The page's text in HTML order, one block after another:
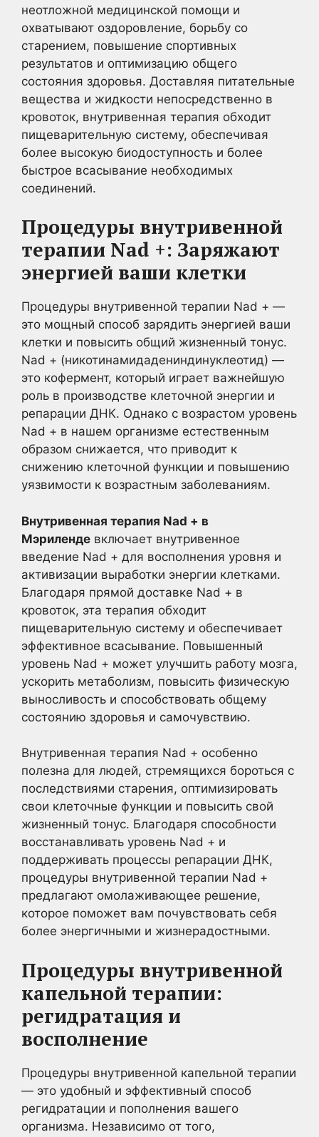
неотложной медицинской помощи и
охватывают оздоровление, борьбу со
старением, повышение спортивных
результатов и оптимизацию общего
состояния здоровья. Доставляя питательные
вещества и жидкости непосредственно в
кровоток, внутривенная терапия обходит
пищеварительную систему, обеспечивая
более высокую биодоступность и более
быстрое всасывание необходимых
соединений.
Процедуры внутривенной
терапии Nad +: Заряжают
энергией ваши клетки
Процедуры внутривенной терапии Nad + —
это мощный способ зарядить энергией ваши
клетки и повысить общий жизненный тонус.
Nad + (никотинамидадениндинуклеотид) —
это кофермент, который играет важнейшую
роль в производстве клеточной энергии и
репарации ДНК. Однако с возрастом уровень
Nad + в нашем организме естественным
образом снижается, что приводит к
снижению клеточной функции и повышению
уязвимости к возрастным заболеваниям.
Внутривенная терапия Nad + в
Мэриленде включает внутривенное
введение Nad + для восполнения уровня и
активизации выработки энергии клетками.
Благодаря прямой доставке Nad + в
кровоток, эта терапия обходит
пищеварительную систему и обеспечивает
эффективное всасывание. Повышенный
уровень Nad + может улучшить работу мозга,
ускорить метаболизм, повысить физическую
выносливость и способствовать общему
состоянию здоровья и самочувствию.
Внутривенная терапия Nad + особенно
полезна для людей, стремящихся бороться с
последствиями старения, оптимизировать
свои клеточные функции и повысить свой
жизненный тонус. Благодаря способности
восстанавливать уровень Nad + и
поддерживать процессы репарации ДНК,
процедуры внутривенной терапии Nad +
предлагают омолаживающее решение,
которое поможет вам почувствовать себя
более энергичными и жизнерадостными.
Процедуры внутривенной
капельной терапии:
регидратация и
восполнение
Процедуры внутривенной капельной терапии
— это удобный и эффективный способ
регидратации и пополнения вашего
организма. Независимо от того,